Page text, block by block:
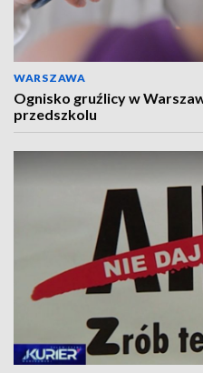
WARSZAWA
Ognisko gruźlicy w
przedszkolu